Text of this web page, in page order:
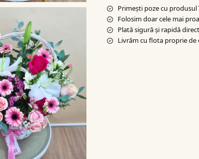
Primești poze cu
Folosim doar cele mai
Plată sigură şi rapidă
Livrăm cu flota proprie de